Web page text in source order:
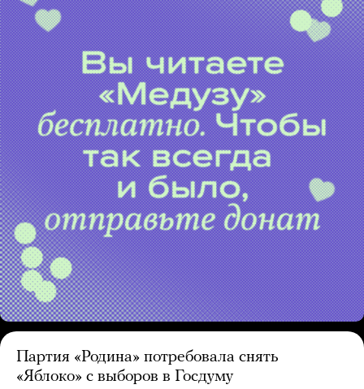
Партия «Родина» потребовала снять
«Яблоко» с выборов в Госдуму